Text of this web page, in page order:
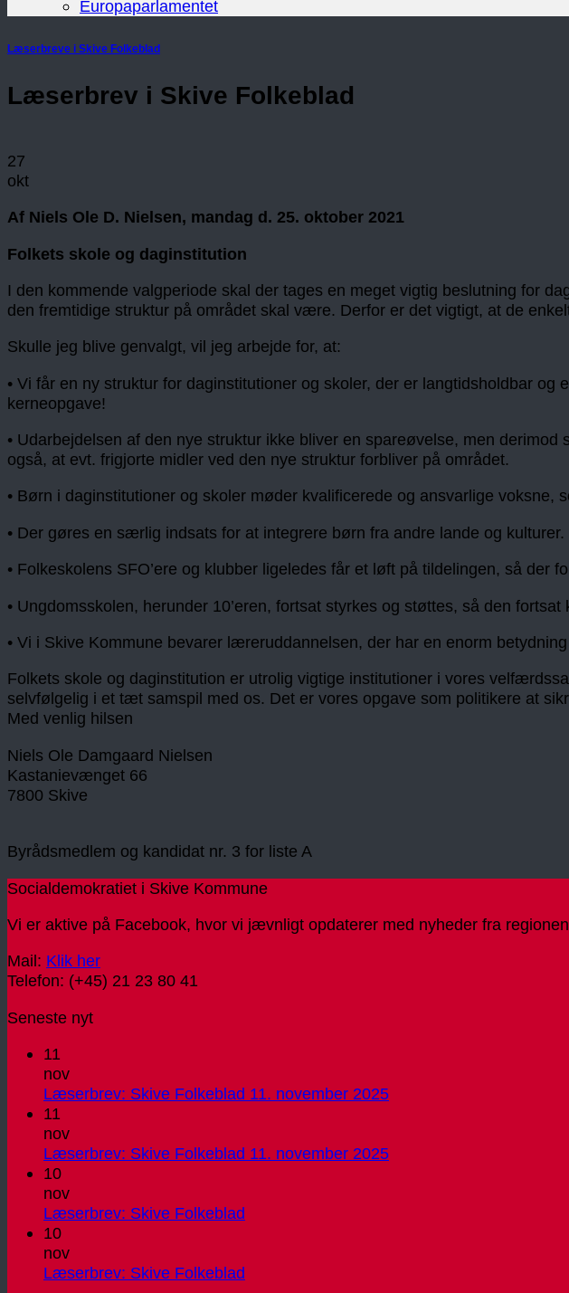
Europaparlamentet
Læserbreve i Skive Folkeblad
Læserbrev i Skive Folkeblad
27
okt
Af Niels Ole D. Nielsen, mandag d. 25. oktober 2021
Folkets skole og daginstitution
I den kommende valgperiode skal der tages en meget vigtig beslutning for
den fremtidige struktur på området skal være. Derfor er det vigtigt, at de
Skulle jeg blive genvalgt, vil jeg arbejde for, at:
• Vi får en ny struktur for daginstitutioner og skoler, der er langtidsholdbar
kerneopgave!
• Udarbejdelsen af den nye struktur ikke bliver en spareøvelse, men
også, at evt. frigjorte midler ved den nye struktur forbliver på området.
• Børn i daginstitutioner og skoler møder kvalificerede og ansvarlige
• Der gøres en særlig indsats for at integrere børn fra andre lande og kulturer.
• Folkeskolens SFO’ere og klubber ligeledes får et løft på tildelingen, så der
• Ungdomsskolen, herunder 10’eren, fortsat styrkes og støttes, så den
• Vi i Skive Kommune bevarer læreruddannelsen, der har en enorm
Folkets skole og daginstitution er utrolig vigtige institutioner i vores
selvfølgelig i et tæt samspil med os. Det er vores opgave som politikere at
Med venlig hilsen
Niels Ole Damgaard Nielsen
Kastanievænget 66
7800 Skive
Byrådsmedlem og kandidat nr. 3 for liste A
Socialdemokratiet i Skive Kommune
Vi er aktive på Facebook, hvor vi jævnligt opdaterer med nyheder fra
Mail: Klik her
Telefon: (+45) 21 23 80 41
Seneste nyt
11
nov
Læserbrev: Skive Folkeblad 11. november 2025Ingen
Læserbrev:
11
nov
Læserbrev: Skive Folkeblad 11. november 2025Ingen
10
nov
Læserbrev: Skive Folkeblad
Læserbrev:
10
nov
Læserbrev: Skive Folkeblad